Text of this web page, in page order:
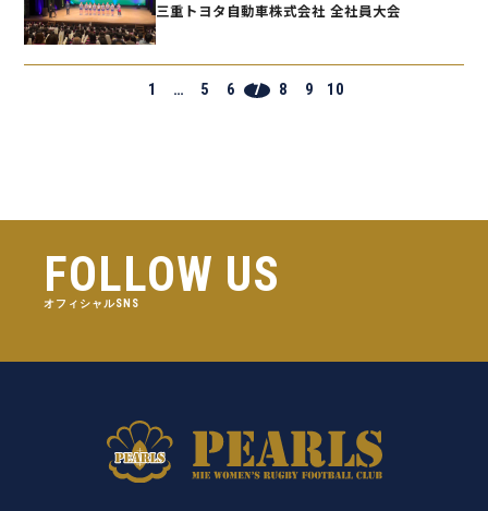
三重トヨタ自動車株式会社 全社員大会
1 … 5 6 7 8 9 10
FOLLOW US
オフィシャルSNS